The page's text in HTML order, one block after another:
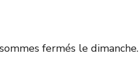
fermés le dimanche.